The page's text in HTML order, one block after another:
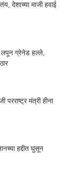
देशाच्या माजी हवाई
लपून ग्रेनेड हल्ले,
परराष्ट्र मंत्री हीना
हद्दीत घुसून